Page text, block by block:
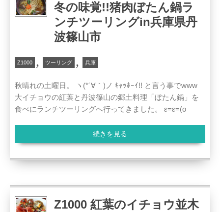
冬の味覚!!猪肉ぼたん鍋ラ
ンチツーリングin兵庫県丹
波篠山市
Z1000 , ツーリング , 兵庫
秋晴れの土曜日。 ヽ(*´∀｀)ノ ｷｬｯﾎｰｲ!! と言う事でwww
大イチョウの紅葉と丹波篠山の郷土料理「ぼたん鍋」を
食べにランチツーリングへ行ってきました。 ε=ε=(o
続きを見る
Z1000 紅葉のイチョウ並木